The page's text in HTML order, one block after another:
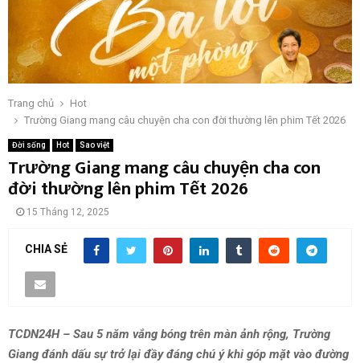
Trang chủ
Hot
Trường Giang mang câu chuyện cha con đời thường lên phim Tết 2026
Đời sống Hot Sao việt
Trường Giang mang câu chuyện cha con
đời thường lên phim Tết 2026
15 Tháng 12, 2025
CHIA SẺ
TCDN24H – Sau 5 năm vắng bóng trên màn ảnh rộng, Trường
Giang đánh dấu sự trở lại đầy đáng chú ý khi góp mặt vào đường